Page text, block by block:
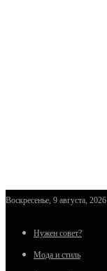
Воскресенье, 9 августа, 2026
Нужен совет?
Мода и стиль